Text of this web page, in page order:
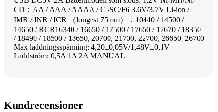
CD：AA / AAA / AAAA / C /SC/F6 3.6V/3.7V Li-ion /
IMR / INR / ICR （longest 75mm）：10440 / 14500 /
14650 / RCR16340 / 16650 / 17500 / 17650 / 17670 / 18350
/ 18490 / 18500 / 18650, 20700, 21700, 22700, 26650, 26700
Max laddningsspänning: 4,20±0,05V/1,48V±0,1V
Laddström: 0,5A 1A 2A MANUAL
Kundrecensioner